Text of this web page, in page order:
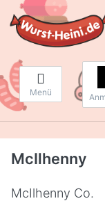
Menü
McIlhenny
McIlhenny Co.